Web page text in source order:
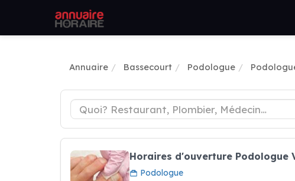
Annuaire Bassecourt Podologue
Horaires d'ouverture Podologue
Podologue